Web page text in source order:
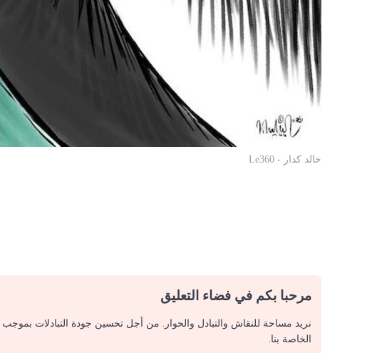
خالد كدار - Le360
مرحبا بكم في فضاء التعليق
نريد مساحة للنقاش والتبادل والحوار. من أجل تحسين جودة التبادلات
الخاصة بنا.